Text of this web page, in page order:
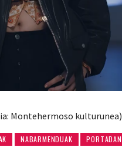
Montehermoso kulturunea)
NABARMENDUAK PORTADAN